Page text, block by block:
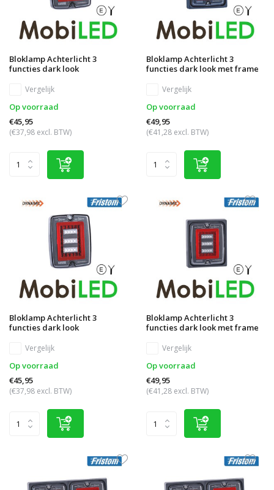
Bloklamp Achterlicht 3
functies dark look
Vergelijk
Op voorraad
€45,95
(€37,98 excl. BTW)
Bloklamp Achterlicht 3
functies dark look met frame
Vergelijk
Op voorraad
€49,95
(€41,28 excl. BTW)
Bloklamp Achterlicht 3
functies dark look
Vergelijk
Op voorraad
€45,95
(€37,98 excl. BTW)
Bloklamp Achterlicht 3
functies dark look met frame
Vergelijk
Op voorraad
€49,95
(€41,28 excl. BTW)